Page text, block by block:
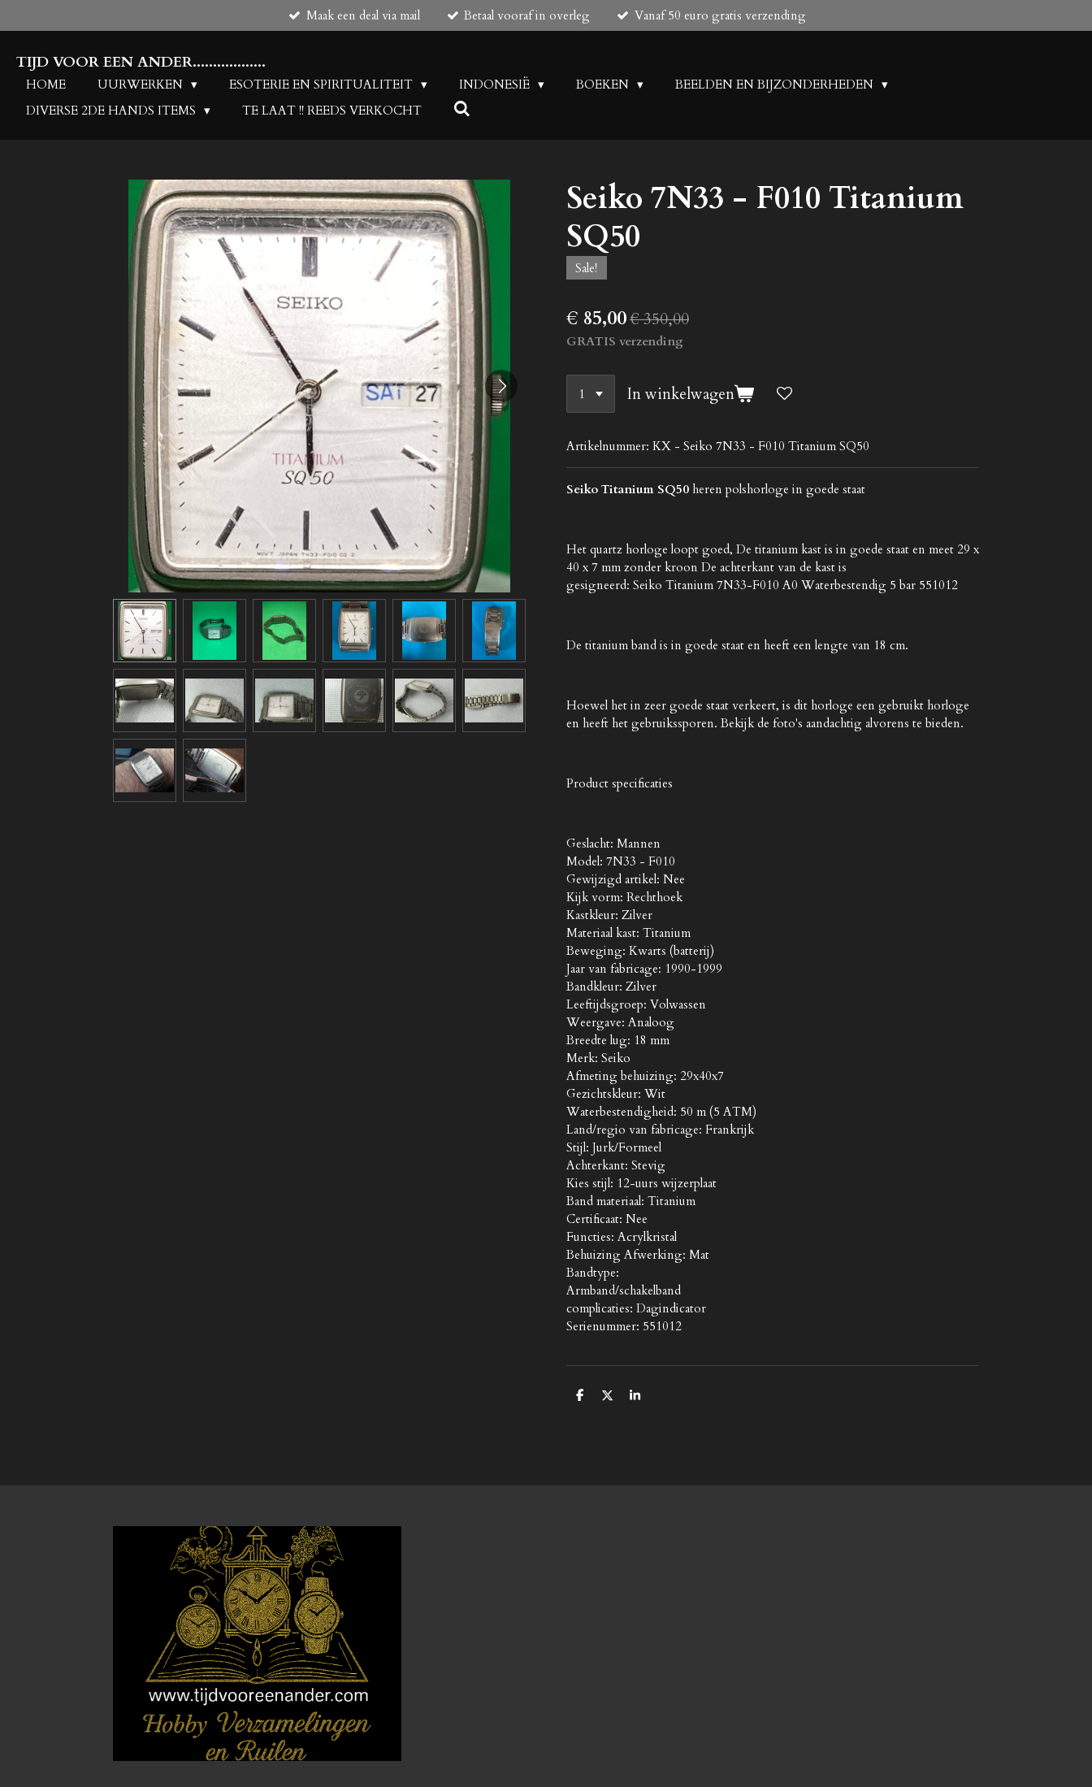
direct
de
hoofdinhoud
Maak een deal via mail Betaal vooraf in overleg Vanaf 50 euro gratis verzending
TIJD VOOR EEN ANDER..................
HOME UURWERKEN ESOTERIE EN SPIRITUALITEIT INDONESIË BOEKEN
BEELDEN EN BIJZONDERHEDEN
DIVERSE 2DE HANDS ITEMS
TE LAAT !! REEDS VERKOCHT
Seiko 7N33 - F010 Titanium
SQ50
Sale!
€ 85,00€ 350,00
GRATIS verzending
In winkelwagen
Artikelnummer: KX - Seiko 7N33 - F010 Titanium SQ50
Seiko Titanium SQ50 heren polshorloge in goede staat
Het quartz horloge loopt goed, De titanium kast is in goede staat en meet 29 x
40 x 7 mm zonder kroon De achterkant van de kast is
gesigneerd: Seiko Titanium 7N33-F010 A0 Waterbestendig 5 bar 551012
De titanium band is in goede staat en heeft een lengte van 18 cm.
Hoewel het in zeer goede staat verkeert, is dit horloge een gebruikt horloge
en heeft het gebruikssporen.Bekijk de foto's aandachtig alvorens te bieden.
Product specificaties
Geslacht: Mannen
Model: 7N33 - F010
Gewijzigd artikel: Nee
Kijk vorm: Rechthoek
Kastkleur: Zilver
Materiaal kast: Titanium
Beweging: Kwarts (batterij)
Jaar van fabricage: 1990-1999
Bandkleur: Zilver
Leeftijdsgroep: Volwassen
Weergave: Analoog
Breedte lug: 18 mm
Merk: Seiko
Afmeting behuizing: 29x40x7
Gezichtskleur: Wit
Waterbestendigheid: 50 m (5 ATM)
Land/regio van fabricage: Frankrijk
Stijl: Jurk/Formeel
Achterkant: Stevig
Kies stijl: 12-uurs wijzerplaat
Band materiaal: Titanium
Certificaat: Nee
Functies: Acrylkristal
Behuizing Afwerking: Mat
Bandtype:
Armband/schakelband
complicaties: Dagindicator
Serienummer: 551012
D
D
S